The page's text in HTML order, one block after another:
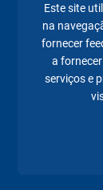
Este site
na
fornecer
a
serviços e